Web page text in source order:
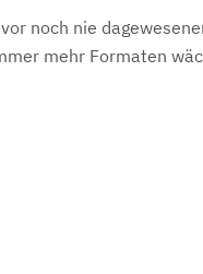
noch nie
mehr Formaten